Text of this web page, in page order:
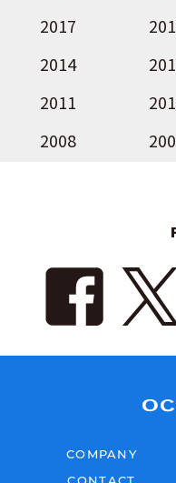
2017
2014
2011
2008
COMPANY